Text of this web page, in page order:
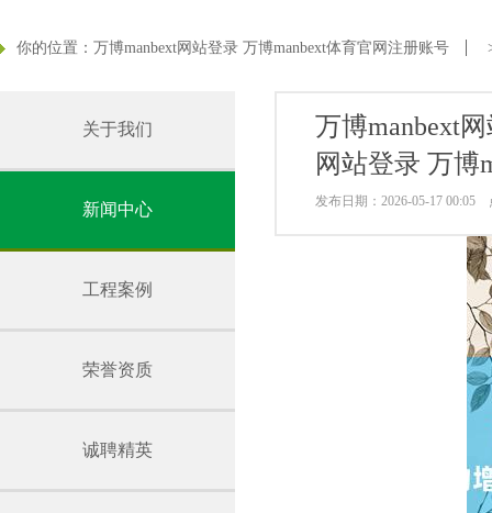
你的位置： 万博manbext网站登录 万博manbext体育官网注册账号
关于我们
新闻中心
工程案例
荣誉资质
诚聘精英
万博manbext
网站登录 万博
发布日期：2026-05-17 00:05